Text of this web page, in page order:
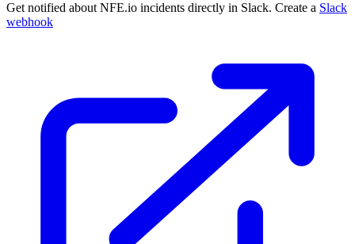
Get notified about NFE.io incidents directly in Slack. Create a Slack
webhook